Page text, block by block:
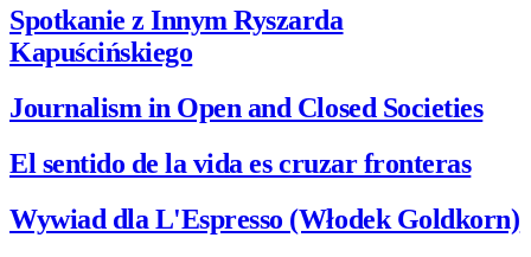
Spotkanie z Innym Ryszarda
Kapuścińskiego
Journalism in Open and Closed Societies
El sentido de la vida es cruzar fronteras
Wywiad dla L'Espresso (Włodek Goldkorn)